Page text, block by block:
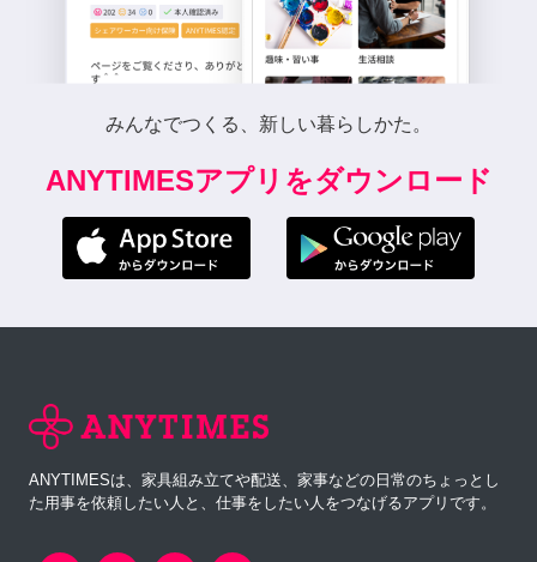
みんなでつくる、新しい暮らしかた。
ANYTIMESアプリをダウンロード
ANYTIMESは、家具組み立てや配送、家事などの日常のちょっとし
た用事を依頼したい人と、仕事をしたい人をつなげるアプリです。